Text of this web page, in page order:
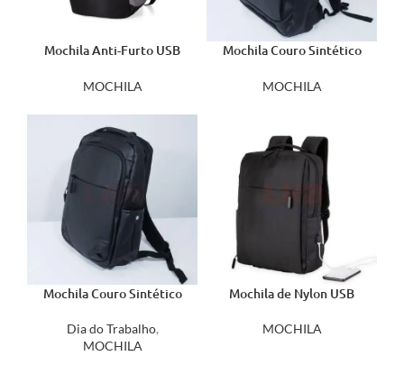
Mochila Anti-Furto USB
MOCHILA
Mochila Couro Sintético
MOCHILA
Mochila Couro Sintético
Dia do Trabalho,
MOCHILA
Mochila de Nylon USB
MOCHILA